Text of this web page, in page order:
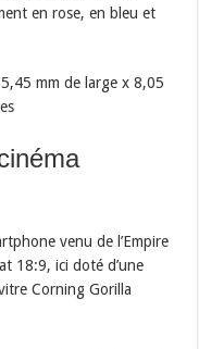
en rose, en bleu et
mm de large x 8,05
venu de l’Empire
18:9, ici doté d’une
Corning Gorilla